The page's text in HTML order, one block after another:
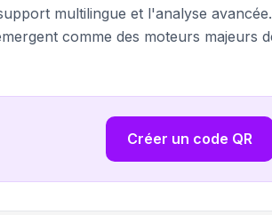
multilingue et l'analyse
comme des moteurs majeurs
Créer un code QR